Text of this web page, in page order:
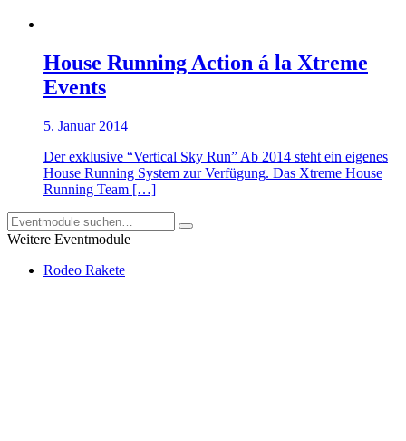
House Running Action á la Xtreme
Events
5. Januar 2014
Der exklusive “Vertical Sky Run” Ab 2014 steht ein eigenes
House Running System zur Verfügung. Das Xtreme House
Running Team […]
Weitere Eventmodule
Rodeo Rakete